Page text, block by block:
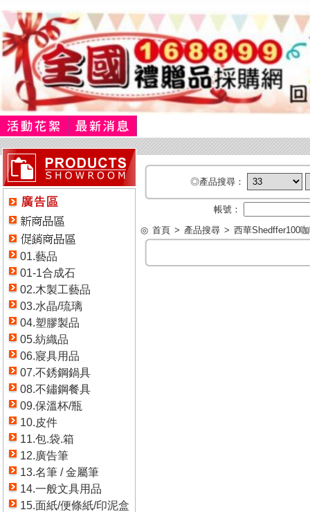
01.藝品
01-1合成石
02.木製工藝品
03.水晶/琉璃
04.塑膠製品
05.紡織品
06.寢具用品
07.不銹鋼鍋具
08.不鏽鋼餐具
09.保溫杯/瓶
10.皮件
11.包.袋.箱
12.廣告筆
13.名筆 / 金屬筆
14.一般文具用品
15.面紙/便條紙/印泥盒
◎產品搜尋：
帳號：
◎ 首頁 > 產品搜尋 > 西華Shedffer100